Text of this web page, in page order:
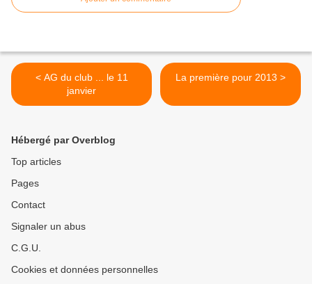
< AG du club ... le 11
janvier
La première pour 2013 >
Hébergé par Overblog
Top articles
Pages
Contact
Signaler un abus
C.G.U.
Cookies et données personnelles